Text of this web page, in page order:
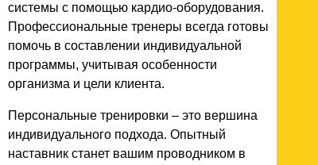
системы с помощью кардио-оборудования.
Профессиональные тренеры всегда готовы
помочь в составлении индивидуальной
программы, учитывая особенности
организма и цели клиента.
Персональные тренировки – это вершина
индивидуального подхода. Опытный
наставник станет вашим проводником в